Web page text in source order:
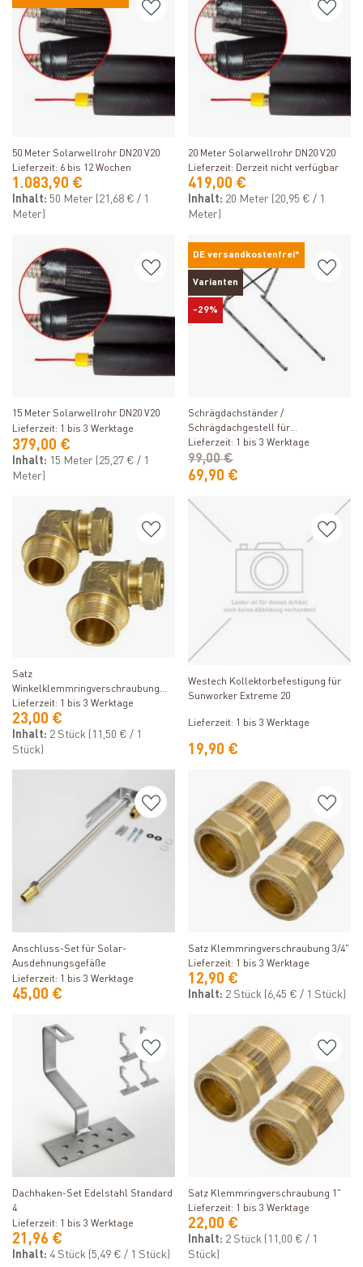
50 Meter Solarwellrohr DN20 V20
Lieferzeit: 6 bis 12 Wochen
1.083,90 €
Inhalt: 50 Meter (21,68 € / 1
Meter)
20 Meter Solarwellrohr DN20 V20
Lieferzeit: Derzeit nicht verfügbar
419,00 €
Inhalt: 20 Meter (20,95 € / 1
Meter)
15 Meter Solarwellrohr DN20 V20
Lieferzeit: 1 bis 3 Werktage
379,00 €
Inhalt: 15 Meter (25,27 € / 1
Meter)
DE versandkostenfrei*
Varianten
-29%
Schrägdachständer /
Schrägdachgestell für
Röhrenkollektor 58/22
Lieferzeit: 1 bis 3 Werktage
69,90 €
99,00 €
Produkt ansehen
Satz
Winkelklemmringverschraubung
3/4"
Lieferzeit: 1 bis 3 Werktage
23,00 €
Inhalt: 2 Stück
(11,50 € / 1
Stück)
Westech Kollektorbefestigung für
Sunworker Extreme 20
Lieferzeit: 1 bis 3 Werktage
19,90 €
Anschluss-Set für Solar-
Ausdehnungsgefäße
Lieferzeit: 1 bis 3 Werktage
45,00 €
Produkt ansehen
Satz Klemmringverschraubung 3/4"
Lieferzeit: 1 bis 3 Werktage
12,90 €
Inhalt: 2 Stück (6,45 € / 1 Stück)
Produkt ansehen
Dachhaken-Set Edelstahl Standard
4
Lieferzeit: 1 bis 3 Werktage
21,96 €
Inhalt: 4 Stück (5,49 € / 1 Stück)
Produkt ansehen
Satz Klemmringverschraubung 1"
Lieferzeit: 1 bis 3 Werktage
22,00 €
Inhalt: 2 Stück
(11,00 € / 1
Stück)